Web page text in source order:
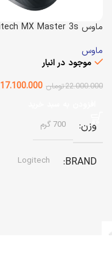
ماوس Logitech MX Master 3s
ماوس
موجود در انبار
22.000.000تومان 17.100.000
وزن 700 گرم
BRAND
Logitech